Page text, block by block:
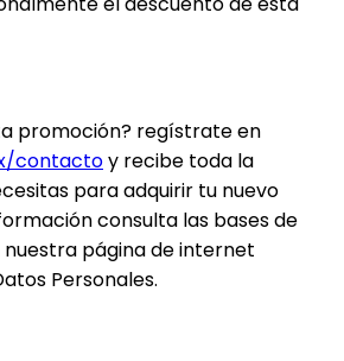
contacto y recibe toda la
para adquirir tu nuevo
consulta las bases de
Personales.